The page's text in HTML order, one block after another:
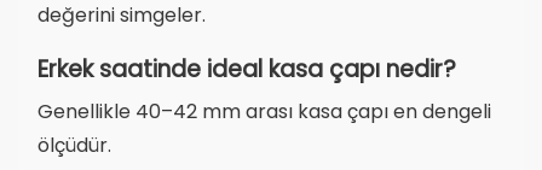
değerini simgeler.
Erkek saatinde ideal kasa çapı nedir?
Genellikle 40–42 mm arası kasa çapı en dengeli
ölçüdür.